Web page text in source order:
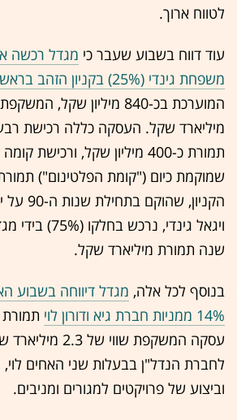
לטווח ארוך.
עוד דווח בשבוע שעבר כי מגדל רכשה
משפחת גינדי (25%) בקניון הזהב בראשון לציון
מיליארד שקל. העסקה כללה רכישת רבע
תמורת כ-400 מיליון שקל, ורכישת
הקניון,
שנה תמורת מיליארד שקל.
בנוסף לכל אלה, מגדל דיווחה בשבוע
14% ממניות חברת גיא ודורון לוי
עסקה המשקפת
לחברת הנדל"ן בבעלות שני האחים לוי,
וביצוע של פרויקטים למגורים ומניבים.